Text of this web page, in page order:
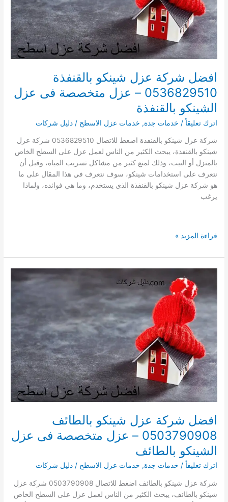
الشينكو
بالليث
افضل شركة عزل شينكو بالقنفذة
0536829510 – عزل متخصصة فى عزل
الشينكو بالقنفذة
اترك تعليقاً / خدمات جدة, خدمات عزل الاسطح /دليل شركات
شركة عزل شينكو بالقنفذة اضغط للاتصال 0536829510 شركة عزل
شينكو بالقنفذة، يبحث الكثير من الناس لعمل عزل على السطح الخاص
بالمنزل أو البيت، وذلك لمنع كثير من مشاكل تسريب المياة، وقبل أن
نتعرف على استخدامات شينكو، سوف نتعرف في هذا المقال على ما
هو شركة عزل شينكو بالقنفذة الذي يستخدم، وما هي فوائده، ولماذا
يرغب
افضل
عزل
شينكو
0536829510
–
عزل
متخصصة
عزل
الشينكو
بالقنفذة
قراءة المزيد »
افضل شركة عزل شينكو بالطائف
0503790908 – عزل متخصصة فى عزل
الشينكو بالطائف
اترك تعليقاً / خدمات جدة, خدمات عزل الاسطح /دليل شركات
شركة عزل شينكو بالطائف اضغط للاتصال 0503790908 شركة عزل
شينكو بالطائف، يبحث الكثير من الناس لعمل عزل على السطح الخاص